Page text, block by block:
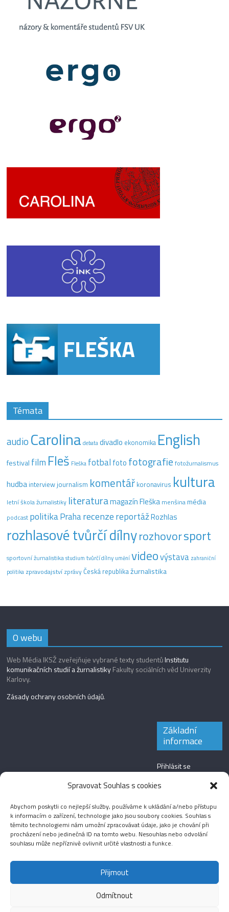
Spravovat Souhlas s cookies
Abychom poskytli co nejlepší služby, používáme k ukládání a/nebo přístupu
k informacím o zařízení, technologie jako jsou soubory cookies. Souhlas s
těmito technologiemi nám umožní zpracovávat údaje, jako je chování při
procházení nebo jedinečná ID na tomto webu. Nesouhlas nebo odvolání
souhlasu může nepříznivě ovlivnit určité vlastnosti a funkce.
Přijmout
Odmítnout
Témata
audio Carolina debata divadlo ekonomika English
festival film Fleš Fleška fotbal foto fotografie fotožurnalismus
hudba interview journalism komentář koronavirus kultura
letní škola žurnalistiky literaturamagazín Fleška menšinamédia
podcast politikaPraharecenzereportážRozhlas
rozhlasové tvůrčí dílnyrozhovorsport
sportovní žurnalistika studium tvůrčí dílny uměnívideovýstava zahraniční
politika zpravodajstvízprávyČeská republikažurnalistika
O webu
Web Média IKSŽ zveřejňuje vybrané texty studentůInstitutu
komunikačních studií a žurnalistikyFakulty sociálních věd Univerzity
Karlovy.
Zásady ochrany osobních údajů.
Základní
informace
Přihlásit se
Zdroj kanálů
Kanál komentářů
Česká lokalizace
Fotografie Audio